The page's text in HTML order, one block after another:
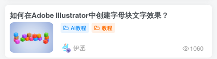
如何在Adobe Illustrator中创建字母块文字效果？
AI教程 教程
伊丞 1060